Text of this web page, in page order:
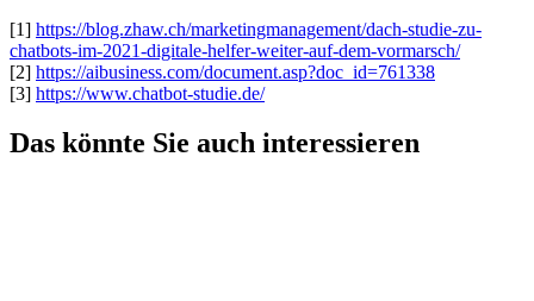
[1] https://blog.zhaw.ch/marketingmanagement/dach-studie-zu-
chatbots-im-2021-digitale-helfer-weiter-auf-dem-vormarsch/
[2] https://aibusiness.com/document.asp?doc_id=761338
[3] https://www.chatbot-studie.de/
Das könnte Sie auch interessieren